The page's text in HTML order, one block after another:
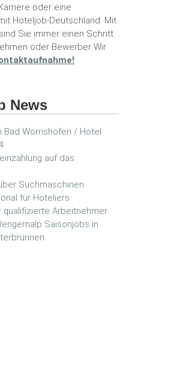
oder eine
Hoteljob-Deutschland. Mit
Sie immer einen Schritt
oder Bewerber Wir
News
Bad Wörrishofen / Hotel
auf das
Suchmaschinen
für Hoteliers
qualifizierte Arbeitnehmer
Saisonjobs in